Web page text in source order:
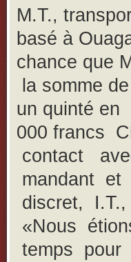
M.T.,
basé à
chance que
la somme
un quinté en
000 francs
contact
mandant et
discret,
«Nous
temps